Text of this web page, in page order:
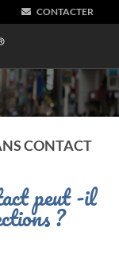
CONTACTER
CONTACT
peut -il
?